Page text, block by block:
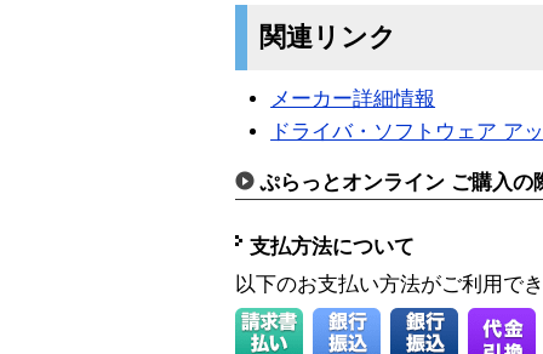
関連リンク
メーカー詳細情報
ドライバ・ソフトウェア ア
ぷらっとオンライン ご購入の
支払方法について
以下のお支払い方法がご利用で